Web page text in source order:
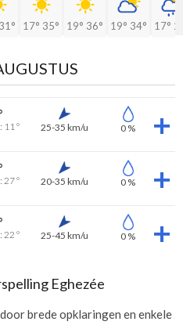
31° 17° 35° 19° 36° 19° 34° 17°
11 ° 25-35 km/u 0 %
27 ° 20-35 km/u 0 %
22 ° 25-45 km/u 0 %
Eghezée
brede opklaringen en enkele